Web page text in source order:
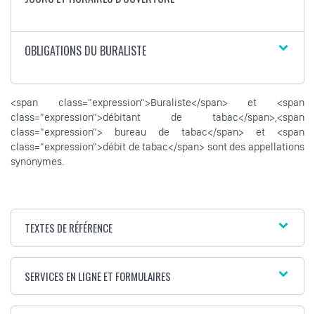
OBLIGATIONS DU BURALISTE
<span class="expression">Buraliste</span> et <span
class="expression">débitant de tabac</span>,<span
class="expression"> bureau de tabac</span> et <span
class="expression">débit de tabac</span> sont des appellations
synonymes.
TEXTES DE RÉFÉRENCE
SERVICES EN LIGNE ET FORMULAIRES